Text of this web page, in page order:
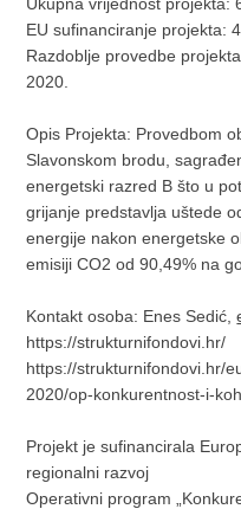
EU sufinanciranje projekta:
Razdoblje provedbe
2020.
Opis Projekta: Provedbom
Slavonskom brodu,
energetski razred B što u
grijanje predstavlja uštede
energije nakon energetske
emisiji CO2 od 90,49% na
Kontakt osoba: Enes Sedić,
https://strukturnifondovi.hr/
https://strukturnifondovi.hr/
2020/op-
Projekt je sufinancirala
regionalni razvoj
Operativni program